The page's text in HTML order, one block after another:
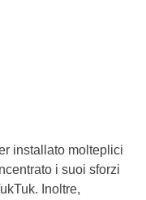
installato molteplici
i suoi sforzi
Inoltre,